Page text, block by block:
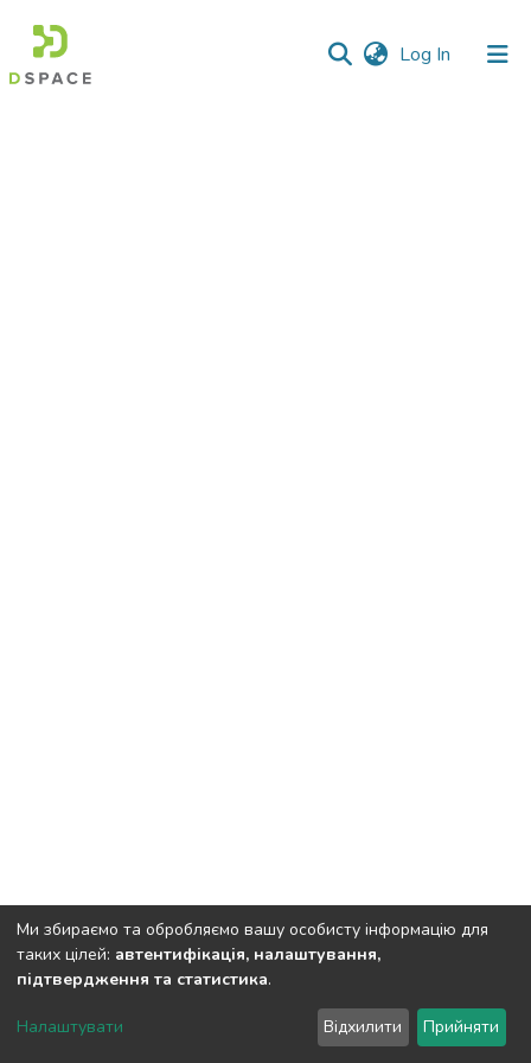
Log In (current)
DSpace software copyright © 2002-2026 LYRASIS
Send Feedback
Ми збираємо та обробляємо вашу особисту інформацію для
таких цілей: автентифікація, налаштування,
підтвердження та статистика.
Налаштувати Відхилити Прийняти